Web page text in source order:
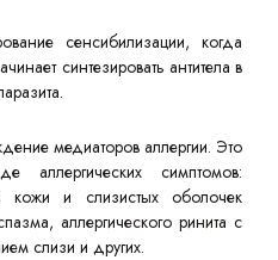
сенсибилизации, когда
синтезировать антитела в
медиаторов аллергии. Это
аллергических симптомов:
кожи и слизистых оболочек
аллергического ринита с
слизи и других.